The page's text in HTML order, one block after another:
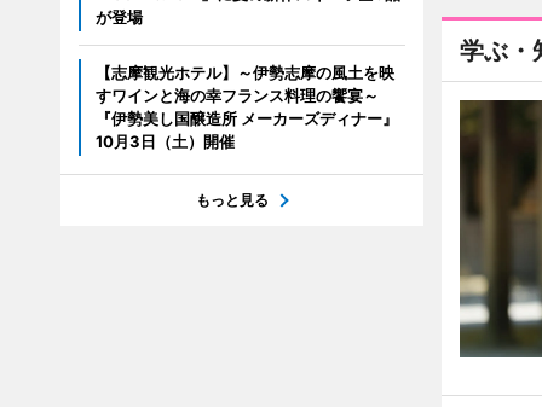
学ぶ・
が登場
【志摩観光ホテル】～伊勢志摩の風土を映
すワインと海の幸フランス料理の饗宴～
『伊勢美し国醸造所 メーカーズディナー』
10月3日（土）開催
もっと見る